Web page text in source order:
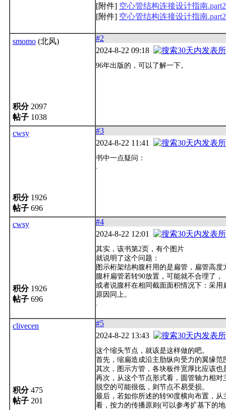
[附件] 空心管结构连接设计指南
[附件] 空心管结构连接设计指南
smomo (北风)
积分2097
帖子 1038
#2
2024-8-22 09:18
96年出版的，可以了解一下。
cwsy
积分1926
帖子 696
#3
2024-8-22 11:41
书中一点疑问：
.
cwsy
积分1926
帖子 696
#4
2024-8-22 12:01
其实，该书第2页，有个图片
就说明了这个问题：
图示桁架结构腹杆用的是扁管，扁管高
腹杆扁管若转90放置，可能就不合理了，
或者说腹杆在相同截面面积情况下：采用
原因同上。
.
clivecen
积分475
帖子 201
#5
2024-8-22 13:43
这个缩头节点，就该是这样做的吧。
首先，缩扁造成沿主肋纵向受力的翼缘
其次，图示方管，各块板件宽厚比应该
再次，从这个节点形式看，圆管轴力相
脱空的可能很低，则节点不易受损。
最后，若如你所述的转90度横向布置，
看，按力的传播原则(可以参考扩基下的